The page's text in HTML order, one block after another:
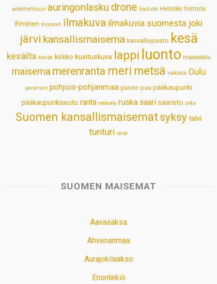
p
k
n
s
t
arkkitehtuuri auringonlasku drone hailuoto Helsinki historia
ihminen ihmiset ilmakuva ilmakuvia suomesta joki
järvi kansallismaisema kansallispuisto kesä
kesäilta kevät kirkko kuvituskuva lappi luonto maaseutu
maisema merenranta meri metsä näköala Oulu
perämeri pohjois-pohjanmaa puisto puu pääkaupunki
pääkaupunkiseutu ranta retkeily ruska saari saaristo silta
Suomen kansallismaisematsyksy talvi
tunturi vene
SUOMEN MAISEMAT
Aavasaksa
Ahvenanmaa
Aurajokilaakso
Enontekiö